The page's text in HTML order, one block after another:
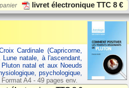
livret électronique TTC8 €
Cardinale (Capricorne,
natale, à l'ascendant,
natal et aux Noeuds
psychologique,
Format A4 - 49 pages env.